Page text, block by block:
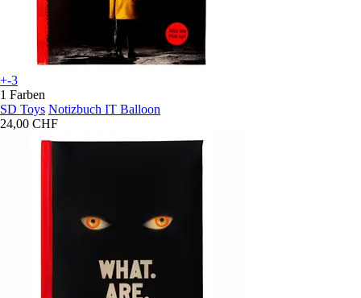
+-3
1 Farben
SD Toys Notizbuch IT Balloon
24,00 CHF